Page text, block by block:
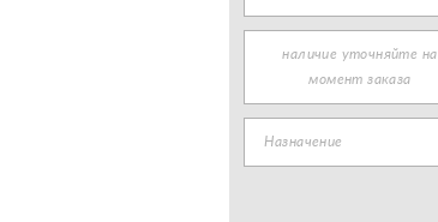
наличие уточняйте на
момент заказа
Назначение